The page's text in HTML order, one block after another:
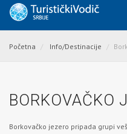
Početna Info/Destinacije
BORKOVAČKO
Borkovačko jezero pripada grupi